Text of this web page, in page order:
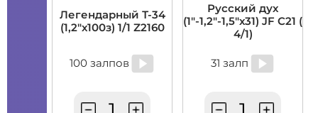
Легендарный Т-34
(1,2"х100з) 1/1 Z2160
100 залпов
Русский дух
(1"-1,2"-1,5"х31) JF C21 (
4/1)
31 залп